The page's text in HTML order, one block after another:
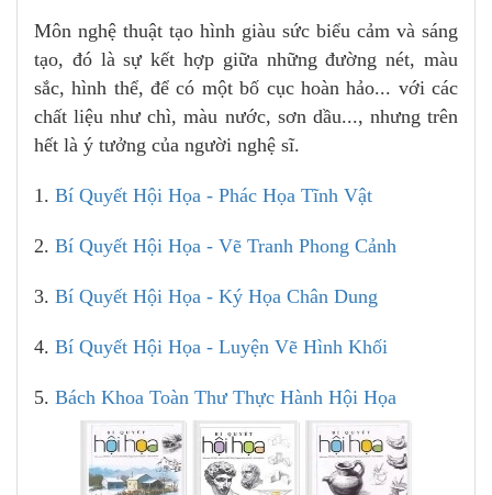
Môn nghệ thuật tạo hình giàu sức biểu cảm và sáng
tạo, đó là sự kết hợp giữa những đường nét, màu
sắc, hình thể, để có một bố cục hoàn hảo... với các
chất liệu như chì, màu nước, sơn dầu..., nhưng trên
hết là ý tưởng của người nghệ sĩ.
1. Bí Quyết Hội Họa - Phác Họa Tĩnh Vật
2. Bí Quyết Hội Họa - Vẽ Tranh Phong Cảnh
3. Bí Quyết Hội Họa - Ký Họa Chân Dung
4. Bí Quyết Hội Họa - Luyện Vẽ Hình Khối
5. Bách Khoa Toàn Thư Thực Hành Hội Họa